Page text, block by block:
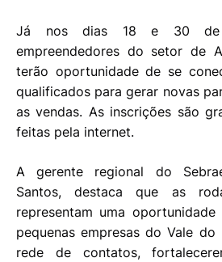
Já nos dias 18 e 30 de
empreendedores do setor de
terão oportunidade de se
qualificados para gerar novas
as vendas. As inscrições são
feitas pela internet.
A gerente regional do
Santos, destaca que as
representam uma
pequenas empresas do Vale do
rede de contatos,